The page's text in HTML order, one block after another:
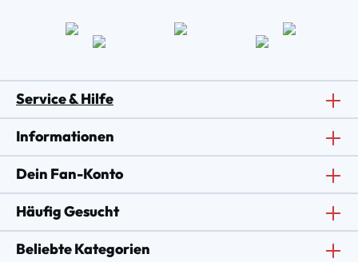
Service & Hilfe
Informationen
Dein Fan-Konto
Häufig Gesucht
Beliebte Kategorien